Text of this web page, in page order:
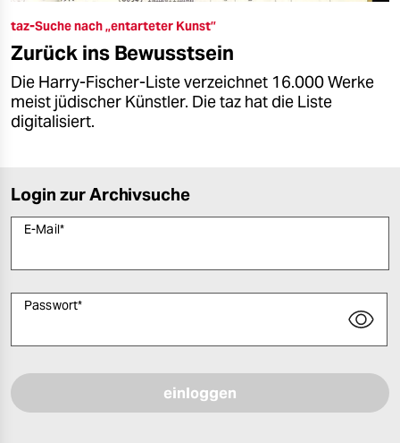
taz-Suche nach „entarteter Kunst”
Zurück ins Bewusstsein
Die Harry-Fischer-Liste verzeichnet 16.000 Werke
meist jüdischer Künstler. Die taz hat die Liste
digitalisiert.
Login zur Archivsuche
E-Mail*
Passwort*